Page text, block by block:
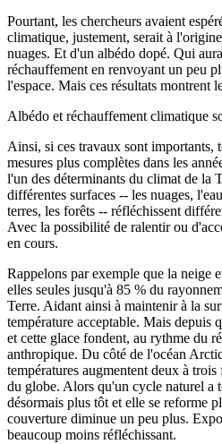
Pourtant, les chercheurs avaient
climatique, justement, serait à
nuages. Et d'un albédo dopé. Qui
réchauffement en renvoyant un peu
l'espace. Mais ces résultats montrent
Albédo et réchauffement climatique
Ainsi, si ces travaux sont importants,
mesures plus complètes dans les
l'un des déterminants du climat de la
différentes surfaces -- les nuages,
terres, les forêts -- réfléchissent
Avec la possibilité de ralentir ou
en cours.
Rappelons par exemple que la neige
elles seules jusqu'à 85 % du
Terre. Aidant ainsi à maintenir à la
température acceptable. Mais depuis
et cette glace fondent, au rythme du
anthropique. Du côté de l'océan
températures augmentent deux à
du globe. Alors qu'un cycle naturel a
désormais plus tôt et elle se reforme
couverture diminue un peu plus.
beaucoup moins réfléchissant.